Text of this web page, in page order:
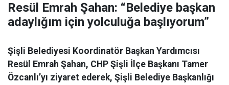
Resül Emrah Şahan: “Belediye başkan
adaylığım için yolculuğa başlıyorum”
Şişli Belediyesi Koordinatör Başkan Yardımcısı
Resül Emrah Şahan, CHP Şişli İlçe Başkanı Tamer
Özcanlı’yı ziyaret ederek, Şişli Belediye Başkanlığı